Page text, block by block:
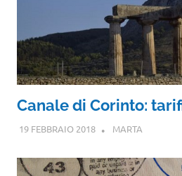
Canale di Corinto:
19 FEBBRAIO 2018 MARTA